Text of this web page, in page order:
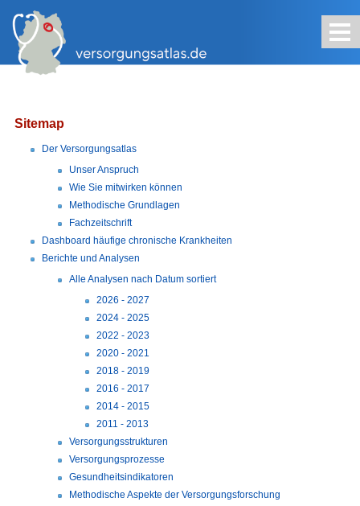
Suche
Sitemap
Der Versorgungsatlas
Unser Anspruch
Wie Sie mitwirken können
Methodische Grundlagen
Fachzeitschrift
Dashboard häufige chronische Krankheiten
Berichte und Analysen
Alle Analysen nach Datum sortiert
2026 - 2027
2024 - 2025
2022 - 2023
2020 - 2021
2018 - 2019
2016 - 2017
2014 - 2015
2011 - 2013
Versorgungsstrukturen
Versorgungsprozesse
Gesundheitsindikatoren
Methodische Aspekte der Versorgungsforschung